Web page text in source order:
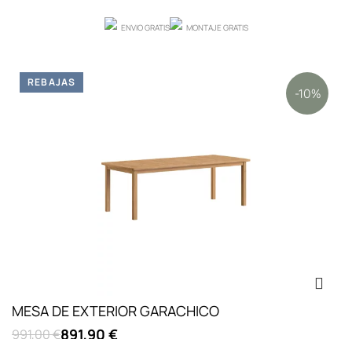
ENVIO GRATIS MONTAJE GRATIS
MESA DE EXTERIOR GARACHICO
991,00 €891,90 €
-10%
REBAJAS